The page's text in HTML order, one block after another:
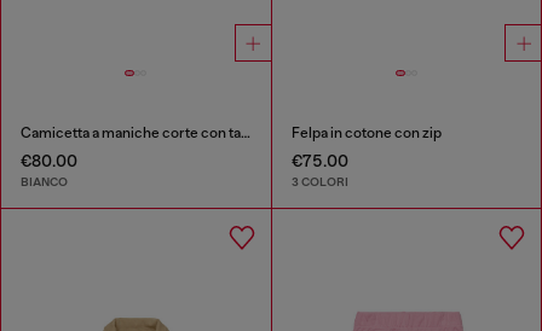
Camicetta a maniche corte con taschino con logo
€80.00
BIANCO
Felpa in cotone con zip
€75.00
3 COLORI